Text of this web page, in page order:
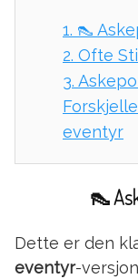
1. 👠
2. Ofte
3.
eventyr
👠
Dette er den
eventyr-